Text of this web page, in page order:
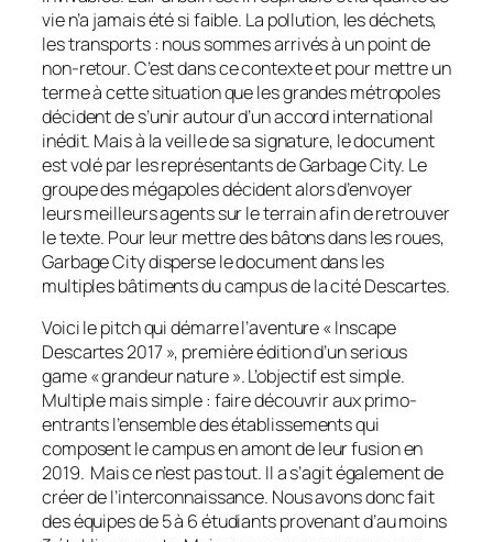
vie n’a jamais été si faible. La pollution, les déchets,
les transports : nous sommes arrivés à un point de
non-retour. C’est dans ce contexte et pour mettre un
terme à cette situation que les grandes métropoles
décident de s’unir autour d’un accord international
inédit. Mais à la veille de sa signature, le document
est volé par les représentants de Garbage City. Le
groupe des mégapoles décident alors d’envoyer
leurs meilleurs agents sur le terrain afin de retrouver
le texte. Pour leur mettre des bâtons dans les roues,
Garbage City disperse le document dans les
multiples bâtiments du campus de la cité Descartes.
Voici le pitch qui démarre l’aventure « Inscape
Descartes 2017 », première édition d’un serious
game « grandeur nature ». L’objectif est simple.
Multiple mais simple : faire découvrir aux primo-
entrants l’ensemble des établissements qui
composent le campus en amont de leur fusion en
2019. Mais ce n’est pas tout. Il a s’agit également de
créer de l’interconnaissance. Nous avons donc fait
des équipes de 5 à 6 étudiants provenant d’au moins